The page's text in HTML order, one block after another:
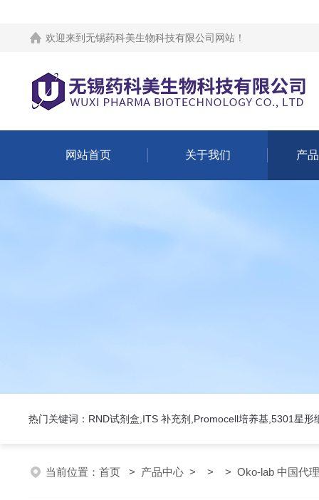
欢迎来到 无锡药科美生物科技有限公司网站 ！
网站首页 关于我们 产
热门关键词：RND试剂盒,ITS 补充剂,Promocell培养基,5301星形
当前位置： 首页 > 产品中心 > > > Oko-lab 中国代理